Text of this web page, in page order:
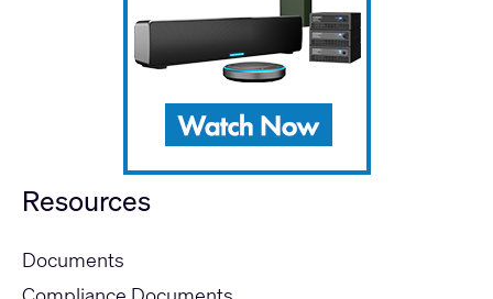
Resources
Documents